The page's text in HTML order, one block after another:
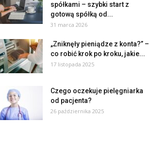
spółkami – szybki start z
gotową spółką od...
31 marca 2026
„Zniknęły pieniądze z konta?” –
co robić krok po kroku, jakie...
17 listopada 2025
Czego oczekuje pielęgniarka
od pacjenta?
26 października 2025